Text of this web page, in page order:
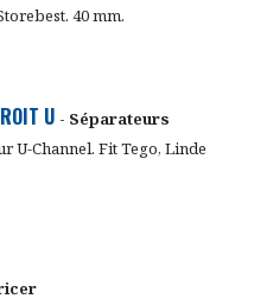
40 mm.
U - Séparateurs
U-Channel. Fit Tego, Linde